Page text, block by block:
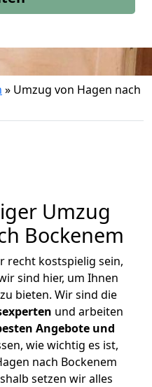
» Umzug von Hagen nach
Umzug
Bockenem
recht kostspielig sein,
sind hier, um Ihnen
zu bieten. Wir sind die
und arbeiten
Angebote und
wie wichtig es ist,
nach Bockenem
setzen wir alles